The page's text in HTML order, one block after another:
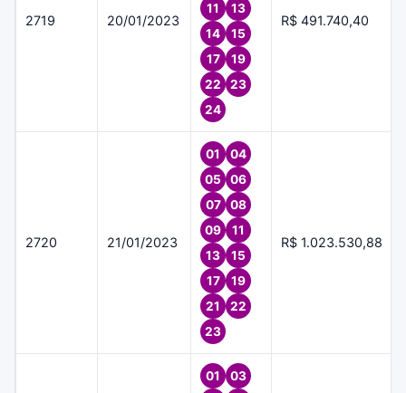
2719 20/01/2023
11
13
14
15
17
19
22
23
24
R$ 491.740,40
2720 21/01/2023
01
04
05
06
07
08
09
11
13
15
17
19
21
22
23
R$ 1.023.530,88
01
03